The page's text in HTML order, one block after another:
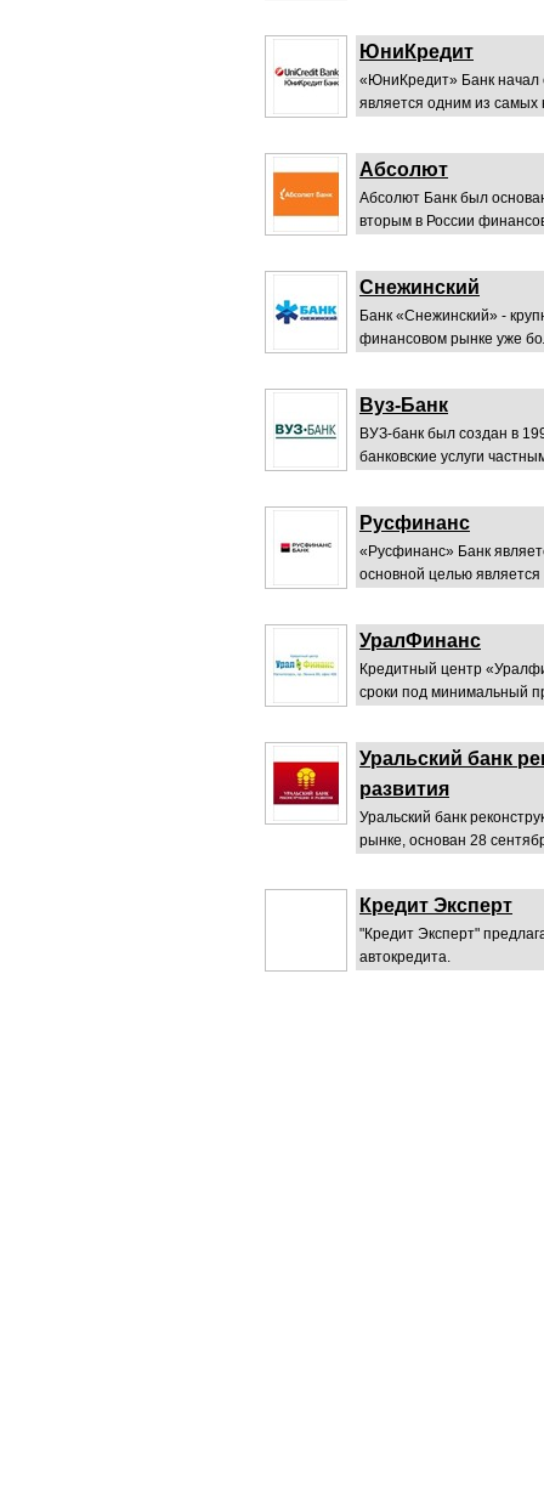
ЮниКредит
«ЮниКредит» Банк начал
является одним из самых
Абсолют
Абсолют Банк был
вторым в России
Снежинский
Банк «Снежинский» -
финансовом рынке уже
Вуз-Банк
ВУЗ-банк был создан в
банковские услуги
Русфинанс
«Русфинанс» Банк
основной целью
УралФинанс
Кредитный центр
сроки под минимальный
Уральский банк
развития
Уральский банк
рынке, основан 28
Кредит Эксперт
"Кредит Эксперт"
автокредита.